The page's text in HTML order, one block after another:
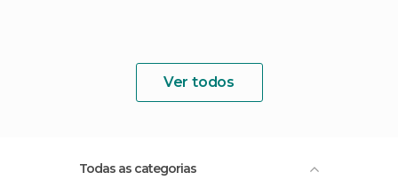
Ver todos
Todas as categorias